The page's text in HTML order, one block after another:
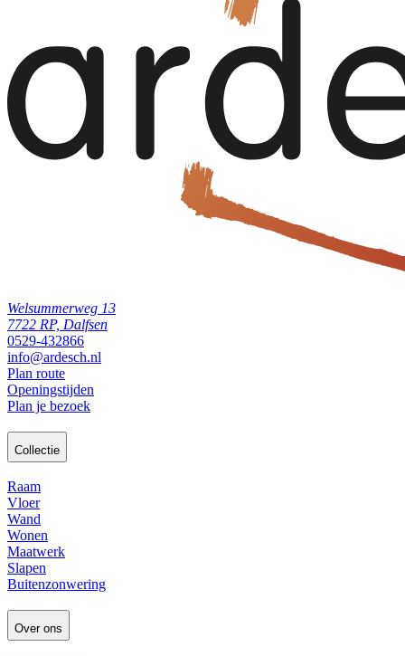
Welsummerweg 13
7722 RP, Dalfsen
0529-432866
info@ardesch.nl
Plan route
Openingstijden
Plan je bezoek
Collectie
Raam
Vloer
Wand
Wonen
Maatwerk
Slapen
Buitenzonwering
Over ons